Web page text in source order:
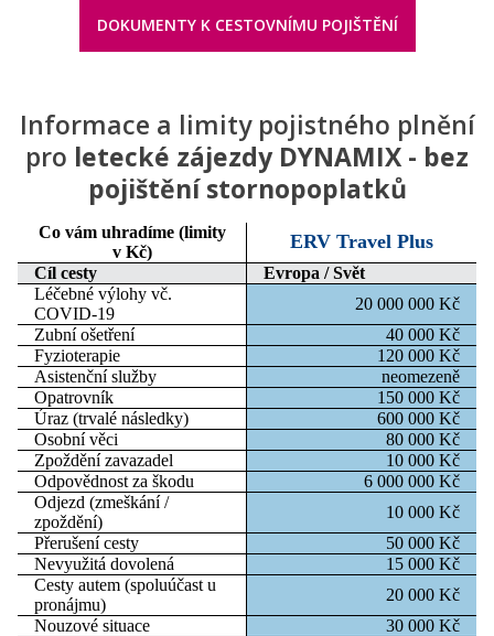
DOKUMENTY K CESTOVNÍMU POJIŠTĚNÍ
Informace a limity pojistného plnění
pro letecké zájezdy DYNAMIX - bez
pojištění stornopoplatků
Co vám uhradíme(limity
v Kč)
ERV Travel Plus
Cíl cesty
Evropa / Svět
Léčebné výlohy vč.
COVID-19
20 000 000 Kč
Zubní ošetření
40 000 Kč
Fyzioterapie
120 000 Kč
Asistenční služby
neomezeně
Opatrovník
150 000 Kč
Úraz (trvalé následky)
600 000 Kč
Osobní věci
80 000 Kč
Zpoždění zavazadel
10 000 Kč
Odpovědnost za škodu
6 000 000 Kč
Odjezd (zmeškání /
zpoždění)
10 000 Kč
Přerušení cesty
50 000 Kč
Nevyužitá dovolená
15 000 Kč
Cesty autem (spoluúčast u
pronájmu)
20 000 Kč
Nouzové situace
30 000 Kč